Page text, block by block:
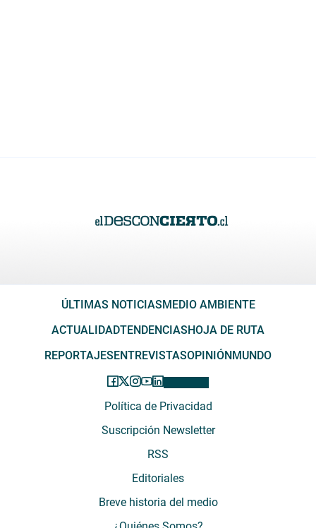
ÚLTIMAS NOTICIAS MEDIO AMBIENTE
ACTUALIDADTENDENCIAS HOJA DE RUTA
REPORTAJES ENTREVISTASOPINIÓN MUNDO
Política de Privacidad
Suscripción Newsletter
RSS
Editoriales
Breve historia del medio